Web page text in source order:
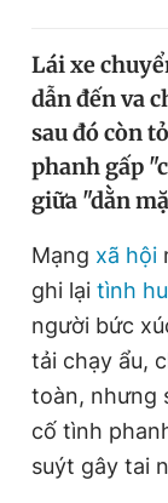
Tin thị trường
Video
Sản phẩm khác
Tiện ích
Thông tin
Lái xe
dẫn đến va
sau đó còn
phanh gấp
giữa "dằn
Mạng xã hội
ghi lại tình
người bức
tải chạy ẩu,
toàn, nhưng
cố tình
suýt gây tai